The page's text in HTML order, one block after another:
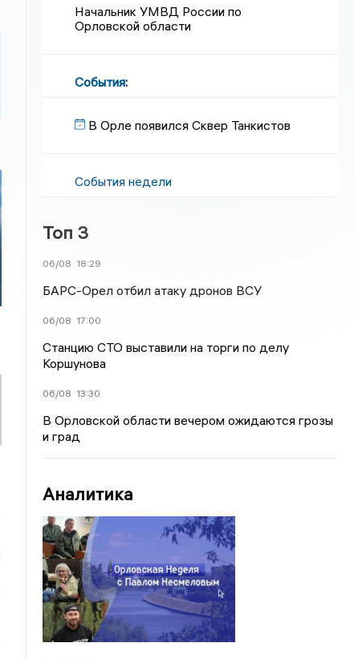
Начальник УМВД России по
Орловской области
События:
В Орле появился Сквер Танкистов
События недели
Топ 3
06/08 18:29
БАРС-Орел отбил атаку дронов ВСУ
06/08 17:00
Станцию СТО выставили на торги по делу
Коршунова
06/08 13:30
В Орловской области вечером ожидаются грозы
и град
Аналитика